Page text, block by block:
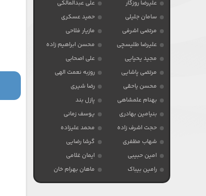
علیرضا روزگار
علی عبدالمالکی
سامان جلیلی
حمید عسکری
مرتضی اشرفی
مازیار فلاحی
علیرضا طلیسچی
محسن ابراهیم زاده
مجید یحیایی
علی اصحابی
مرتضی پاشایی
روزبه نعمت الهی
محسن یاحقی
رضا شیری
بهنام علمشاهی
پازل بند
بنیامین بهادری
یوسف زمانی
حجت اشرف زاده
محمد علیزاده
شهاب مظفری
گرشا رضایی
امین حبیبی
ایمان غلامی
رامین بیباک
ماهان بهرام خان